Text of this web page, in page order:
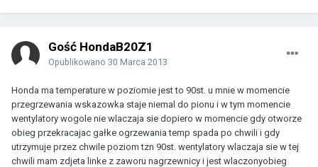
Gość HondaB20Z1
Opublikowano 30 Marca 2013
Honda ma temperature w poziomie jest to 90st. u mnie w momencie
przegrzewania wskazowka staje niemal do pionu i w tym momencie
wentylatory wogole nie wlaczaja sie dopiero w momencie gdy otworze
obieg przekracajac gałke ogrzewania temp spada po chwili i gdy
utrzymuje przez chwile poziom tzn 90st. wentylatory wlaczaja sie w tej
chwili mam zdjeta linke z zaworu nagrzewnicy i jest wlaczonyobieg